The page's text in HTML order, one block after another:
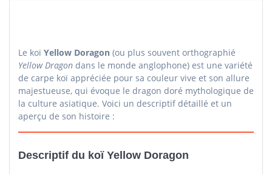
Le koï Yellow Doragon (ou plus souvent orthographié
Yellow Dragon dans le monde anglophone) est une variété
de carpe koï appréciée pour sa couleur vive et son allure
majestueuse, qui évoque le dragon doré mythologique de
la culture asiatique. Voici un descriptif détaillé et un
aperçu de son histoire :
Descriptif du koï Yellow Doragon